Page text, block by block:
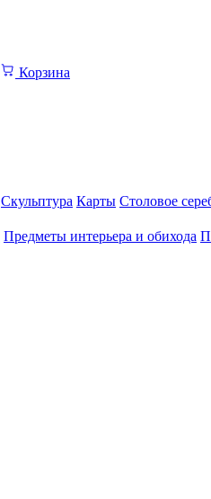
Корзина
Скульптура Карты Столовое
Предметы интерьера и обихода